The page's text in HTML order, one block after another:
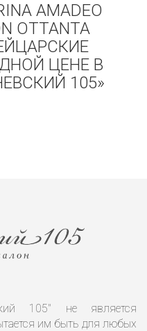
AMADEO
OTTANTA
ЦЕНЕ В
105»
105" не является
им быть для любых